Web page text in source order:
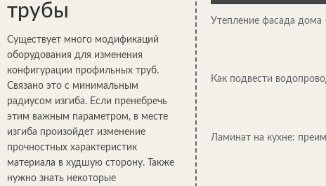
трубы
Существует много модификаций
оборудования для изменения
конфигурации профильных труб.
Связано это с минимальным
радиусом изгиба. Если пренебречь
этим важным параметром, в месте
изгиба произойдет изменение
прочностных характеристик
материала в худшую сторону. Также
нужно знать некоторые
Утепление фасада дома
Как подвести
Ламинат на кухне: